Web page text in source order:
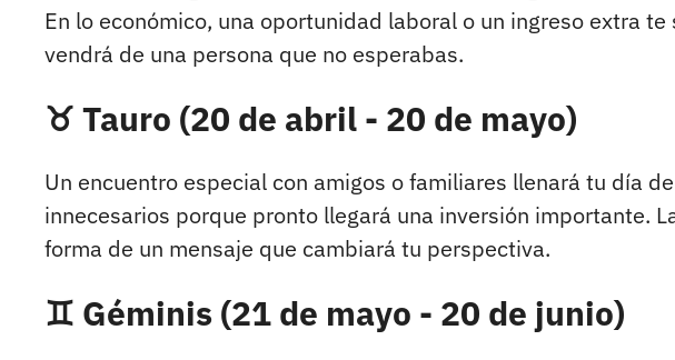
En lo económico, una oportunidad laboral o un ingreso extra
vendrá de una persona que no esperabas.
♉ Tauro (20 de abril - 20 de mayo)
Un encuentro especial con amigos o familiares llenará tu día
innecesarios porque pronto llegará una inversión importante.
forma de un mensaje que cambiará tu perspectiva.
♊ Géminis (21 de mayo - 20 de junio)